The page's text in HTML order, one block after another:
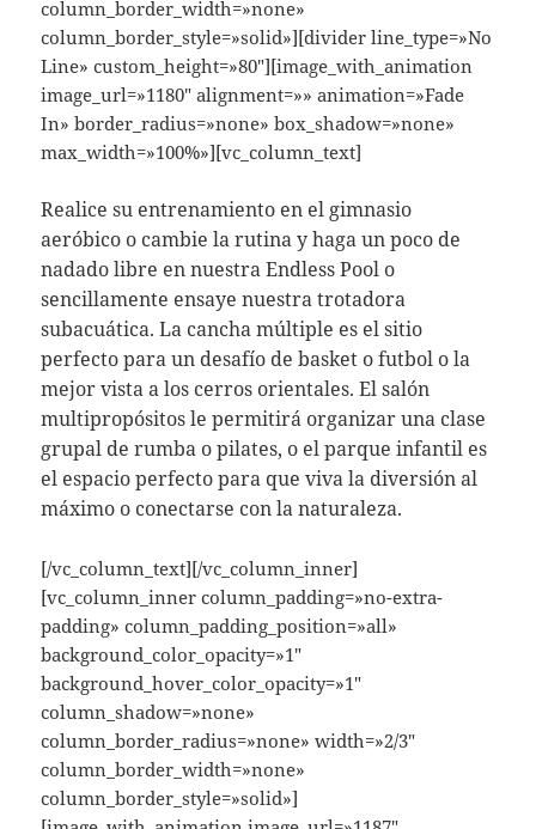
column_border_width=»none»
column_border_style=»solid»][divider line_type=»No
Line» custom_height=»80″][image_with_animation
image_url=»1180″ alignment=»» animation=»Fade
In» border_radius=»none» box_shadow=»none»
max_width=»100%»][vc_column_text]
Realice su entrenamiento en el gimnasio
aeróbico o cambie la rutina y haga un poco de
nadado libre en nuestra Endless Pool o
sencillamente ensaye nuestra trotadora
subacuática. La cancha múltiple es el sitio
perfecto para un desafío de basket o futbol o la
mejor vista a los cerros orientales. El salón
multipropósitos le permitirá organizar una clase
grupal de rumba o pilates, o el parque infantil es
el espacio perfecto para que viva la diversión al
máximo o conectarse con la naturaleza.
[/vc_column_text][/vc_column_inner]
[vc_column_inner column_padding=»no-extra-
padding» column_padding_position=»all»
background_color_opacity=»1″
background_hover_color_opacity=»1″
column_shadow=»none»
column_border_radius=»none» width=»2/3″
column_border_width=»none»
column_border_style=»solid»]